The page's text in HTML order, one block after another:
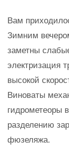
Вам
Зимним
заметны
электризация
высокой
Виноваты
гидрометеоры
разделению
фюзеляжа.